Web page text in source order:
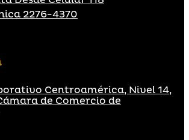
2276-4370
Centroamérica, Nivel 14,
de Comercio de